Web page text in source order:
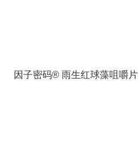
因子密码® 雨生红球藻咀嚼片